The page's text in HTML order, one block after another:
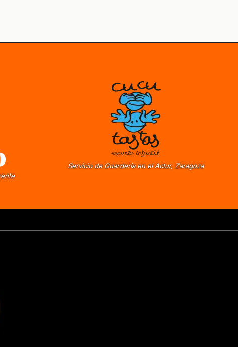
Servicio de Guardería en el Actur, Zaragoza